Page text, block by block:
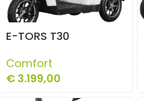
E-TORS T30
Comfort
€ 3.199,00